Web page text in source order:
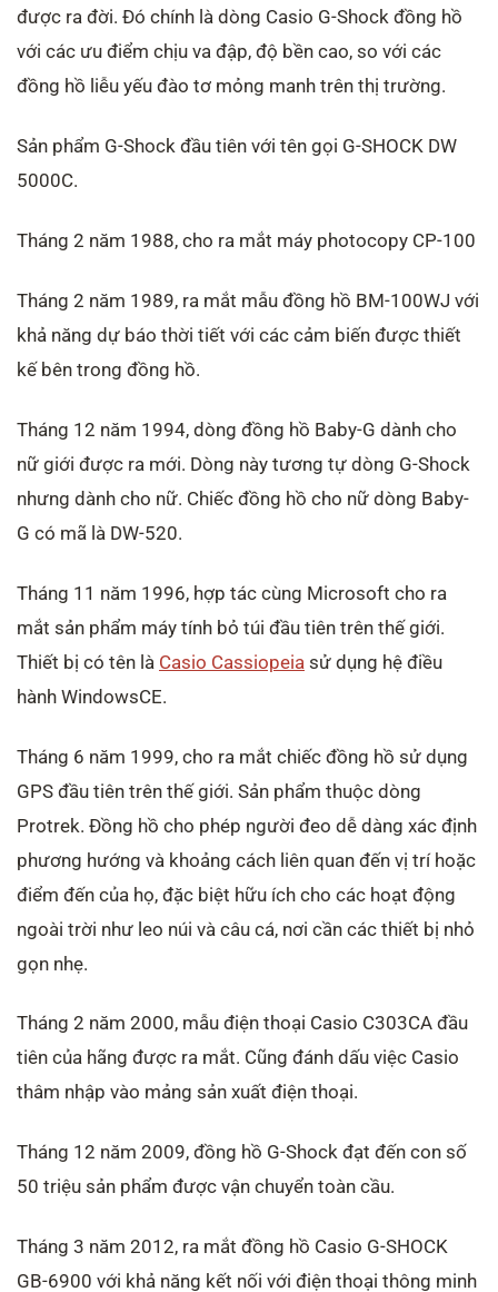
được ra đời. Đó chính là dòng Casio G-Shock đồng hồ
với các ưu điểm chịu va đập, độ bền cao, so với các
đồng hồ liễu yếu đào tơ mỏng manh trên thị trường.
Sản phẩm G-Shock đầu tiên với tên gọi G-SHOCK DW
5000C.
Tháng 2 năm 1988, cho ra mắt máy photocopy CP-100
Tháng 2 năm 1989, ra mắt mẫu đồng hồ BM-100WJ với
khả năng dự báo thời tiết với các cảm biến được thiết
kế bên trong đồng hồ.
Tháng 12 năm 1994, dòng đồng hồ Baby-G dành cho
nữ giới được ra mới. Dòng này tương tự dòng G-Shock
nhưng dành cho nữ. Chiếc đồng hồ cho nữ dòng Baby-
G có mã là DW-520.
Tháng 11 năm 1996, hợp tác cùng Microsoft cho ra
mắt sản phẩm máy tính bỏ túi đầu tiên trên thế giới.
Thiết bị có tên là Casio Cassiopeia sử dụng hệ điều
hành WindowsCE.
Tháng 6 năm 1999, cho ra mắt chiếc đồng hồ sử dụng
GPS đầu tiên trên thế giới. Sản phẩm thuộc dòng
Protrek. Đồng hồ cho phép người đeo dễ dàng xác định
phương hướng và khoảng cách liên quan đến vị trí hoặc
điểm đến của họ, đặc biệt hữu ích cho các hoạt động
ngoài trời như leo núi và câu cá, nơi cần các thiết bị nhỏ
gọn nhẹ.
Tháng 2 năm 2000, mẫu điện thoại Casio C303CA đầu
tiên của hãng được ra mắt. Cũng đánh dấu việc Casio
thâm nhập vào mảng sản xuất điện thoại.
Tháng 12 năm 2009, đồng hồ G-Shock đạt đến con số
50 triệu sản phẩm được vận chuyển toàn cầu.
Tháng 3 năm 2012, ra mắt đồng hồ Casio G-SHOCK
GB-6900 với khả năng kết nối với điện thoại thông minh